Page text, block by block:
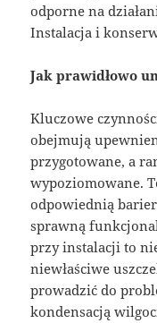
odporne na
Instalacja i
Jak prawidłowo
Kluczowe
obejmują
przygotowane, a
wypoziomowane.
odpowiednią
sprawną
przy instalacji to
niewłaściwe
prowadzić do
kondensacją